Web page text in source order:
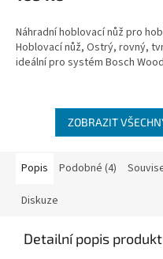
Náhradní hoblovací nůž pro
Hoblovací nůž, Ostrý, rovný,
ideální pro systém Bosch
ZOBRAZIT
Popis Podobné (4)
Diskuze
Detailní popis